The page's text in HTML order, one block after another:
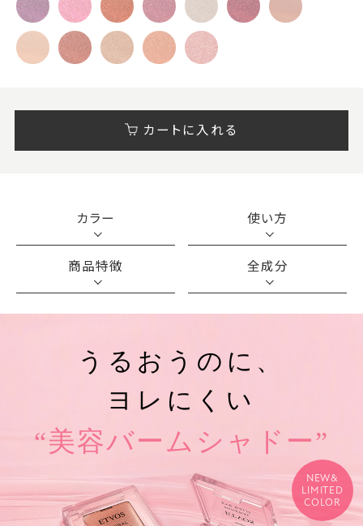
カートに入れる
カラー 使い方
商品特徴 全成分
うるおうのに、
ヨレにくい
“美容バームシャドー”
NEW&
LIMITED
COLOR